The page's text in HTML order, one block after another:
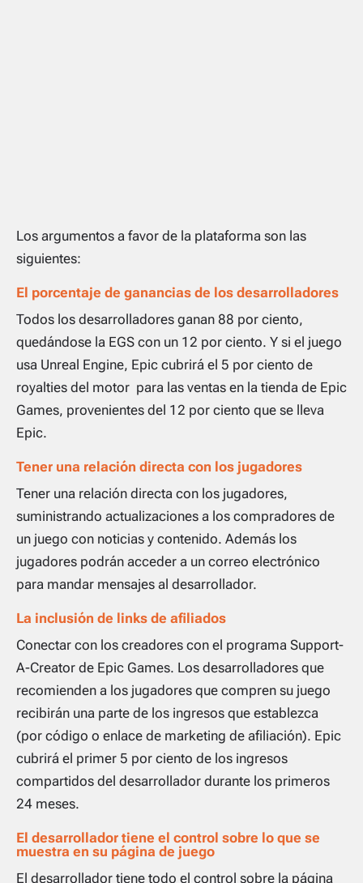
Los argumentos a favor de la plataforma son las
siguientes:
El porcentaje de ganancias de los desarrolladores
Todos los desarrolladores ganan 88 por ciento,
quedándose la EGS con un 12 por ciento. Y si el juego
usa Unreal Engine, Epic cubrirá el 5 por ciento de
royalties del motor para las ventas en la tienda de Epic
Games, provenientes del 12 por ciento que se lleva
Epic.
Tener una relación directa con los jugadores
Tener una relación directa con los jugadores,
suministrando actualizaciones a los compradores de
un juego con noticias y contenido. Además los
jugadores podrán acceder a un correo electrónico
para mandar mensajes al desarrollador.
La inclusión de links de afiliados
Conectar con los creadores con el programa Support-
A-Creator de Epic Games. Los desarrolladores que
recomienden a los jugadores que compren su juego
recibirán una parte de los ingresos que establezca
(por código o enlace de marketing de afiliación). Epic
cubrirá el primer 5 por ciento de los ingresos
compartidos del desarrollador durante los primeros
24 meses.
El desarrollador tiene el control sobre lo que se
muestra en su página de juego
El desarrollador tiene todo el control sobre la página